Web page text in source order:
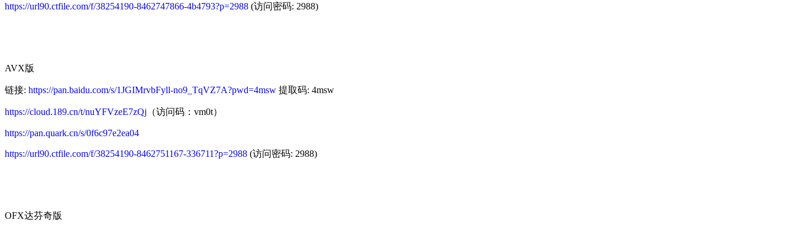
https://url90.ctfile.com/f/38254190-8462747866-4b4793?p=2988 (访问密码: 2988)
AVX版
链接: https://pan.baidu.com/s/1JGIMrvbFyll-no9_TqVZ7A?pwd=4msw 提取码: 4msw
https://cloud.189.cn/t/nuYFVzeE7zQj （访问码：vm0t）
https://pan.quark.cn/s/0f6c97e2ea04
https://url90.ctfile.com/f/38254190-8462751167-336711?p=2988 (访问密码: 2988)
OFX达芬奇版